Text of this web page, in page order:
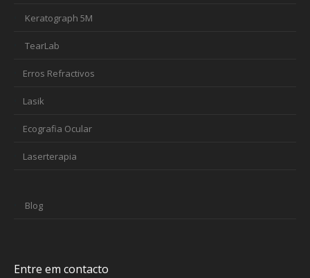
Keratograph 5M
TearLab
Erros Refractivos
Lasik
Ecografia Ocular
Laserterapia
Blog
Entre em contacto